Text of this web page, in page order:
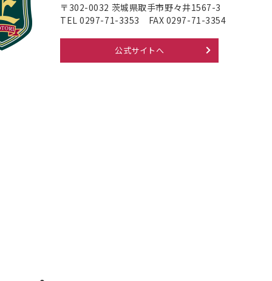
〒302-0032 茨城県取手市野々井1567-3
TEL 0297-71-3353 FAX 0297-71-3354
公式サイトへ